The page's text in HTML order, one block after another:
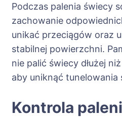
Podczas palenia świecy
zachowanie
unikać przeciągów oraz
stabilnej powierzchni.
nie palić świecy dłużej
aby uniknąć tunelowania
Kontrola